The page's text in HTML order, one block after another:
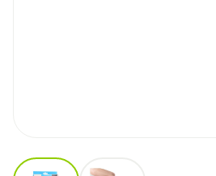
View larger image